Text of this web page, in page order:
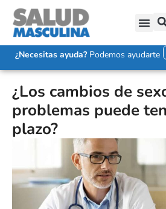
¿Necesitas ayuda?Podemos ayudarte
¿Los cambios de
problemas puede
plazo?